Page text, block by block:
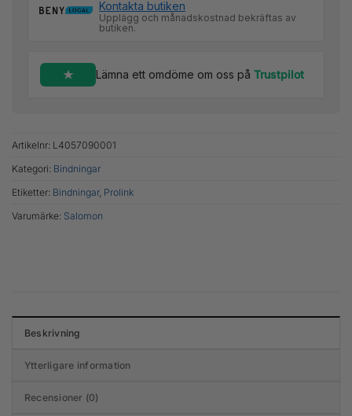
Kontakta butiken
Upplägg och månadskostnad bekräftas av
butiken.
Lämna ett omdöme om oss på Trustpilot
Artikelnr: L4057090001
Kategori: Bindningar
Etiketter: Bindningar, Prolink
Varumärke: Salomon
Beskrivning
Ytterligare information
Recensioner (0)